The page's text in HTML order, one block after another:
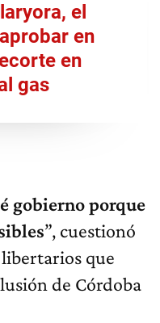
el
en
en
gas
gobierno porque
”, cuestionó
que
de Córdoba